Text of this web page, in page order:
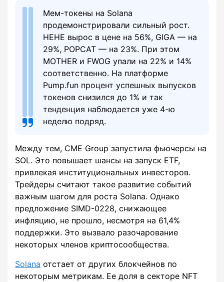
Мем-токены на Solana
продемонстрировали сильный рост.
HEHE вырос в цене на 56%, GIGA — на
29%, POPCAT — на 23%. При этом
MOTHER и FWOG упали на 22% и 14%
соответственно. На платформе
Pump.fun процент успешных выпусков
токенов снизился до 1% и так
тенденция наблюдается уже 4-ю
неделю подряд.
Между тем, CME Group запустила фьючерсы на
SOL. Это повышает шансы на запуск ETF,
привлекая институциональных инвесторов.
Трейдеры считают такое развитие событий
важным шагом для роста Solana. Однако
предложение SIMD-0228, снижающее
инфляцию, не прошло, несмотря на 61,4%
поддержки. Это вызвало разочарование
некоторых членов криптосообщества.
Solana отстает от других блокчейнов по
некоторым метрикам. Ее доля в секторе NFT